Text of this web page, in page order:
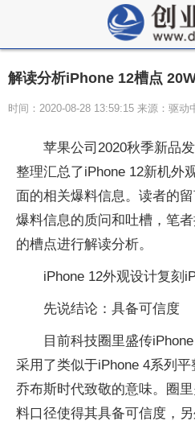
解读分析iPhone 12槽点
时间：2020-08-28 13:59:15 来源：驱动
苹果公司2020秋季新品
整理汇总了iPhone 12新机外
面的相关爆料信息。读者的
爆料信息的质问和吐槽，笔
的槽点进行解读分析。
iPhone 12外观设计复刻
先说结论：具备可信度
目前科技圈里盛传
采用了类似于iPhone 4系列
乔布斯时代致敬的意味。圈
料口径使得其具备可信度，